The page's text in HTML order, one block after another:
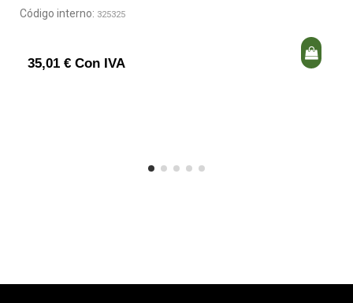
Código interno: 325325
35,01 € Con IVA